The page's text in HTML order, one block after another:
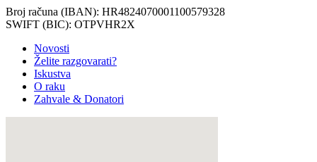
Broj računa (IBAN): HR4824070001100579328
SWIFT (BIC): OTPVHR2X
Novosti
Želite razgovarati?
Iskustva
O raku
Zahvale & Donatori